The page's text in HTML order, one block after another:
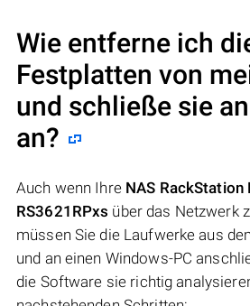
Wie entferne ich
Festplatten von
und schließe sie
an?
Auch wenn Ihre NAS RackStation
RS3621RPxs über das Netzwerk
müssen Sie die Laufwerke aus
und an einen Windows-PC
die Software sie richtig